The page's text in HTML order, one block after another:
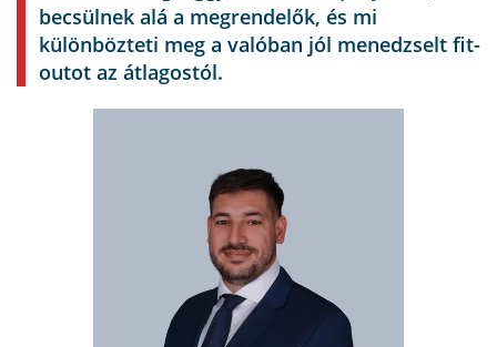
becsülnek alá a megrendelők, és mi
különbözteti meg a valóban jól menedzselt fit-
outot az átlagostól.